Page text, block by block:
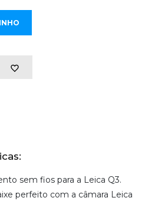
sem fios para a Leica Q3.
perfeito com a câmara Leica